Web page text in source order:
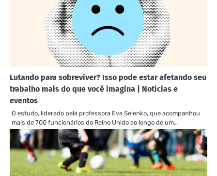
Lutando para sobreviver? Isso pode estar afetando seu
trabalho mais do que você imagina | Notícias e
eventos
O estudo, liderado pela professora Eva Selenko, que acompanhou
mais de 700 funcionários do Reino Unido ao longo de um…